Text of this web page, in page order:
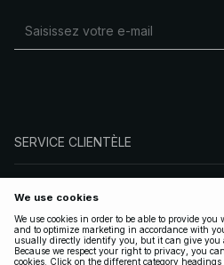
SERVICE CLIENTÈLE
SUIVEZ-NOUS